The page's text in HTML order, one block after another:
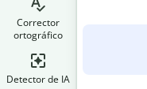
Corrector
ortográfico
Detector de IA